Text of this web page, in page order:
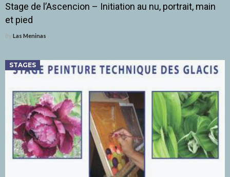
Stage de l’Ascencion – Initiation au nu, portrait, main
et pied
By Las Meninas
STAGES